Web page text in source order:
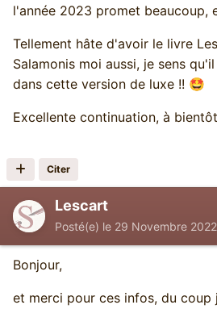
l'année 2023 promet beaucoup,
Tellement hâte d'avoir le livre
Salamonis moi aussi, je sens
dans cette version de luxe !! 🤩
Excellente continuation, à
Citer
Lescart
Posté(e) le 29 Novembre
Bonjour,
et merci pour ces infos, du coup